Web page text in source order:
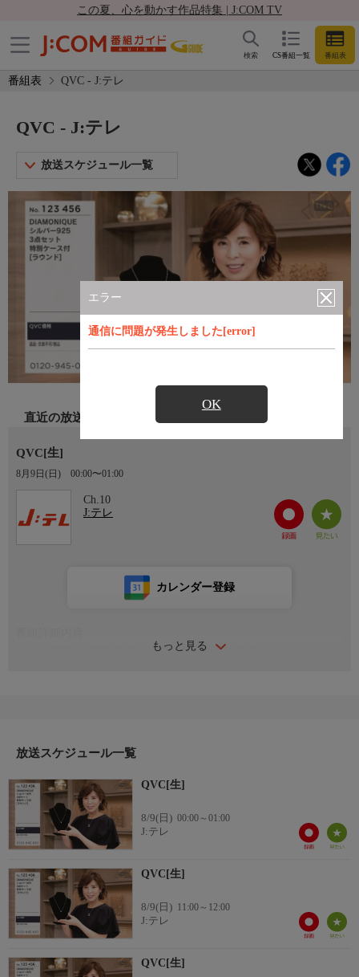
この夏、心を動かす作品特集 | J:COM TV
CS番組一覧 番組表
検索
番組表 QVC - J:テレ
エラー
通信に問題が発生しました[error]
OK
QVC - J:テレ
放送スケジュール一覧
直近の放送
QVC[生]
8月9日(日) 00:00〜01:00
Ch.10
J:テレ
もっと見る
カレンダー登録
QVCは世界6か国で放送されている世界最大級のテレビショッピ
放送スケジュール一覧
QVC[生]
8/9(日) 00:00～01:00
J:テレ
QVC[生]
8/9(日) 11:00～12:00
J:テレ
QVC[生]